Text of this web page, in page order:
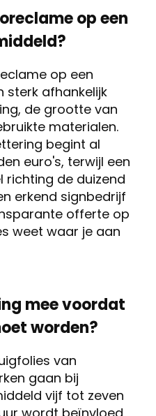
op een
op een
sterk afhankelijk
de grootte van
materialen.
begint al
euro's, terwijl een
richting de duizend
erkend signbedrijf
offerte op
weet waar je aan
mee voordat
worden?
van
gaan bij
vijf tot zeven